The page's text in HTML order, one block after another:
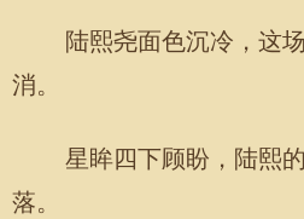
陆熙尧面色沉冷，这
消。
星眸四下顾盼，陆熙
落。